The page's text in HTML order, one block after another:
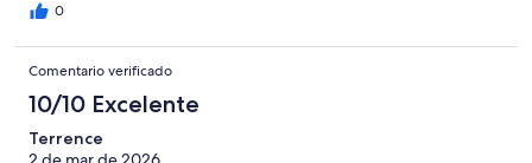
0
Comentario verificado
10/10 Excelente
Terrence